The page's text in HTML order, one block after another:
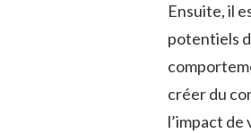
Ensuite, il
potentiels
créer du‍
l’impact